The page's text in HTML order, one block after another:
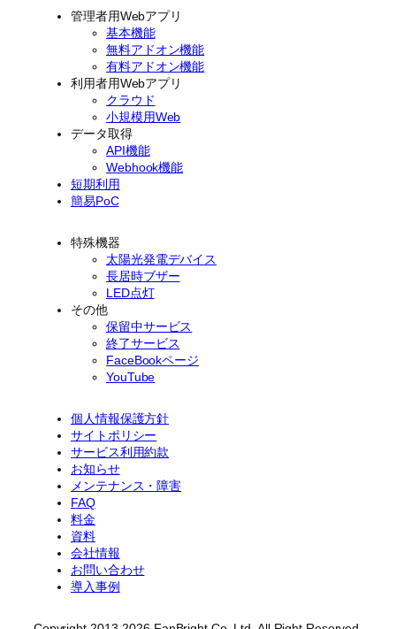
管理者用Webアプリ
基本機能
無料アドオン機能
有料アドオン機能
利用者用Webアプリ
クラウド
小規模用Web
データ取得
API機能
Webhook機能
短期利用
簡易PoC
特殊機器
太陽光発電デバイス
長居時ブザー
LED点灯
その他
保留中サービス
終了サービス
FaceBookページ
YouTube
個人情報保護方針
サイトポリシー
サービス利用約款
お知らせ
メンテナンス・障害
FAQ
料金
資料
会社情報
お問い合わせ
導入事例